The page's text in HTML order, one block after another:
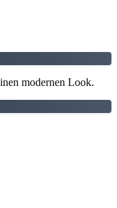
modernen Look.